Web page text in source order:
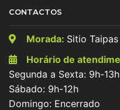
CONTACTOS
Morada: Sitio
Horário de
Segunda a Sexta: 9h-
Sábado: 9h-12h
Domingo: Encerrado